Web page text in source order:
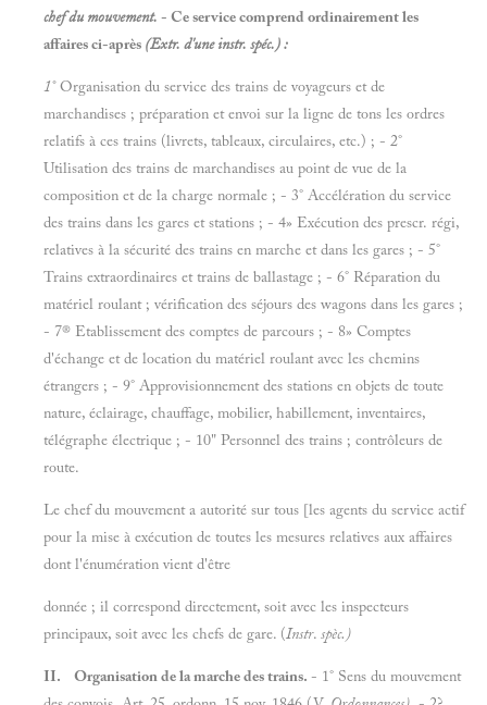
chef du mouvement. - Ce service comprend ordinairement les
affaires ci-après (Extr. d'une instr. spéc.) :
1°Organisation du service des trains de voyageurs et de
marchandises ; préparation et envoi sur la ligne de tons les ordres
relatifs à ces trains (livrets, tableaux, circulaires, etc.) ; - 2°
Utilisation des trains de marchandises au point de vue de la
composition et de la charge normale ; - 3° Accélération du service
des trains dans les gares et stations ; - 4» Exécution des prescr. régi,
relatives à la sécurité des trains en marche et dans les gares ; - 5°
Trains extraordinaires et trains de ballastage ; - 6° Réparation du
matériel roulant ; vérification des séjours des wagons dans les gares ;
- 7® Etablissement des comptes de parcours ; - 8» Comptes
d'échange et de location du matériel roulant avec les chemins
étrangers ; - 9° Approvisionnement des stations en objets de toute
nature, éclairage, chauffage, mobilier, habillement, inventaires,
télégraphe électrique ; - 10" Personnel des trains ; contrôleurs de
route.
Le chef du mouvement a autorité sur tous [les agents du service actif
pour la mise à exécution de toutes les mesures relatives aux affaires
dont l'énumération vient d'être
donnée ; il correspond directement, soit avec les inspecteurs
principaux, soit avec les chefs de gare. (Instr. spèc.)
II. Organisation de la marche des trains. - 1° Sens du mouvement